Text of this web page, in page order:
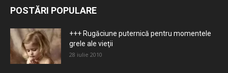
POSTĂRI POPULARE
+++ Rugăciune puternică pentru momentele
grele ale vieţii
28 iulie 2010